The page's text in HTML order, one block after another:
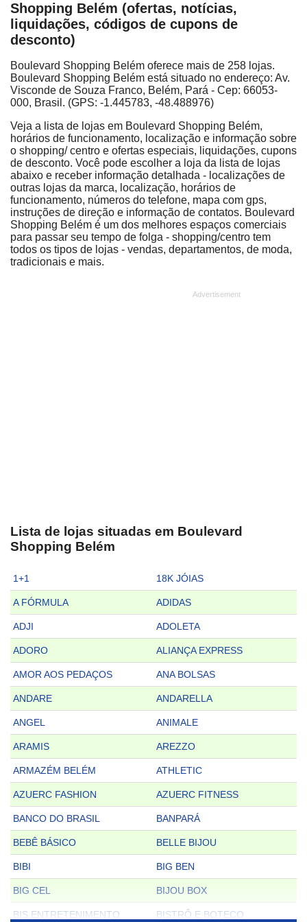
Shopping Belém (ofertas, notícias,
liquidações, códigos de cupons de
desconto)
Boulevard Shopping Belém oferece mais de 258 lojas.
Boulevard Shopping Belém está situado no endereço: Av.
Visconde de Souza Franco, Belém, Pará - Cep: 66053-
000, Brasil. (GPS: -1.445783, -48.488976)
Veja a lista de lojas em Boulevard Shopping Belém,
horários de funcionamento, localização e informação sobre
o shopping/ centro e ofertas especiais, liquidações, cupons
de desconto. Você pode escolher a loja da lista de lojas
abaixo e receber informação detalhada - localizações de
outras lojas da marca, localização, horários de
funcionamento, números do telefone, mapa com gps,
instruções de direção e informação de contatos. Boulevard
Shopping Belém é um dos melhores espaços comerciais
para passar seu tempo de folga - shopping/centro tem
todos os tipos de lojas - vendas, departamentos, de moda,
tradicionais e mais.
Lista de lojas situadas em Boulevard
Shopping Belém
1+1 18K JÓIAS
A FÓRMULA ADIDAS
ADJI ADOLETA
ADORO ALIANÇA EXPRESS
AMOR AOS PEDAÇOS ANA BOLSAS
ANDARE ANDARELLA
ANGEL ANIMALE
ARAMIS AREZZO
ARMAZÉM BELÉM ATHLETIC
AZUERC FASHION AZUERC FITNESS
BANCO DO BRASIL BANPARÁ
BEBÊ BÁSICO BELLE BIJOU
BIBI BIG BEN
BIG CEL BIJOU BOX
BIS ENTRETENIMENTO BISTRÔ E BOTECO